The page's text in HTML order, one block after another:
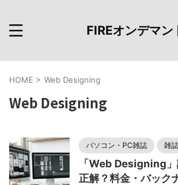
FIREオンデマン
HOME > Web Designing
Web Designing
パソコン・PC雑誌 雑誌
「Web Designing
正解？料金・バック